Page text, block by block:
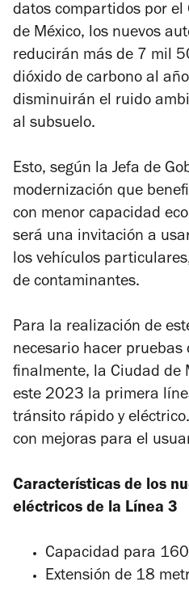
datos compartidos por el
de México, los nuevos
reducirán más de 7 mil
dióxido de carbono al
disminuirán el ruido
al subsuelo.
Esto, según la Jefa de
modernización que
con menor capacidad
será una invitación a
los vehículos
de contaminantes.
Para la realización de
necesario hacer
finalmente, la Ciudad de
este 2023 la primera
tránsito rápido y
con mejoras para el
Características de los
eléctricos de la Línea 3
Capacidad para
Extensión de 18